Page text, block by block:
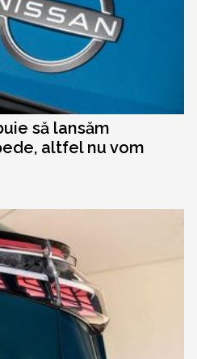
să lansăm
altfel nu vom